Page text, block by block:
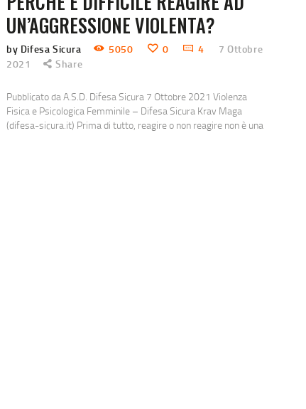
UN’AGGRESSIONE VIOLENTA?
by Difesa Sicura 5050 0 4
7 Ottobre
2021
Share
Pubblicato da A.S.D. Difesa Sicura 7 Ottobre 2021 Violenza
Fisica e Psicologica Femminile – Difesa Sicura Krav Maga
(difesa-sicura.it) Prima di tutto, reagire o non reagire non è una